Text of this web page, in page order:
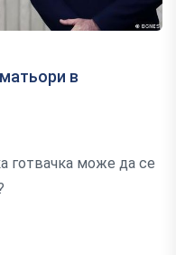
в
готвачка може да се